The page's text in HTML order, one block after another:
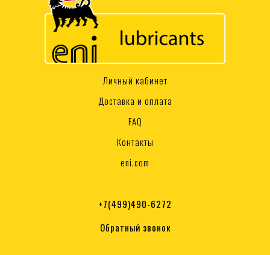
Личный кабинет
Доставка и оплата
FAQ
Контакты
eni.com
+7(499)490-6272
Обратный звонок